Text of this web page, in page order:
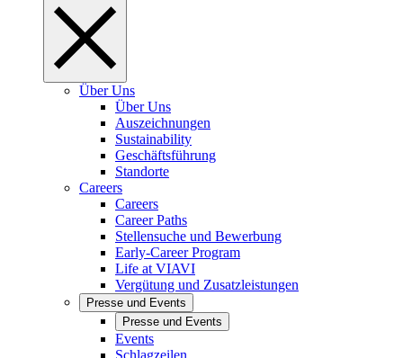
Über Uns
Über Uns
Auszeichnungen
Sustainability
Geschäftsführung
Standorte
Careers
Careers
Career Paths
Stellensuche und Bewerbung
Early-Career Program
Life at VIAVI
Vergütung und Zusatzleistungen
Presse und Events
Presse und Events
Events